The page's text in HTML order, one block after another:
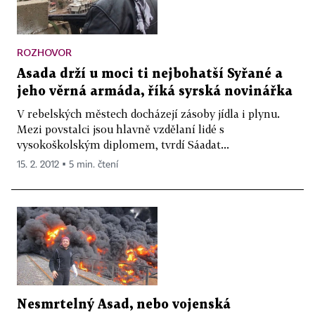
ROZHOVOR
Asada drží u moci ti nejbohatší Syřané a
jeho věrná armáda, říká syrská novinářka
V rebelských městech docházejí zásoby jídla i plynu.
Mezi povstalci jsou hlavně vzdělaní lidé s
vysokoškolským diplomem, tvrdí Sáadat...
15. 2. 2012 ▪ 5 min. čtení
Nesmrtelný Asad, nebo vojenská